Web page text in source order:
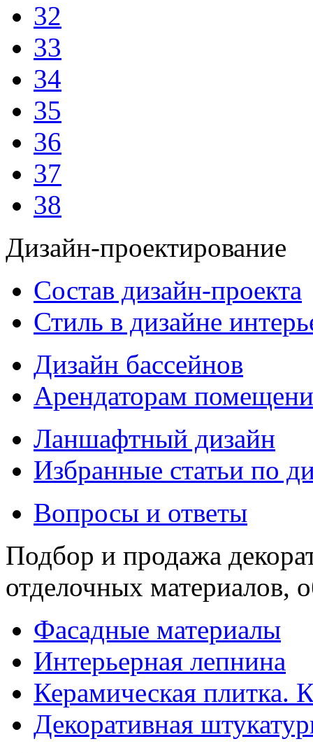
32
33
34
35
36
37
38
Дизайн-проектирование
Состав дизайн-проекта
Стиль в дизайне
Дизайн бассейнов
Арендаторам
Ланшафтный дизайн
Избранные статьи по
Вопросы и ответы
Подбор и продажа
отделочных материалов,
Фасадные материалы
Интерьерная лепнина
Керамическая плитка.
Декоративная